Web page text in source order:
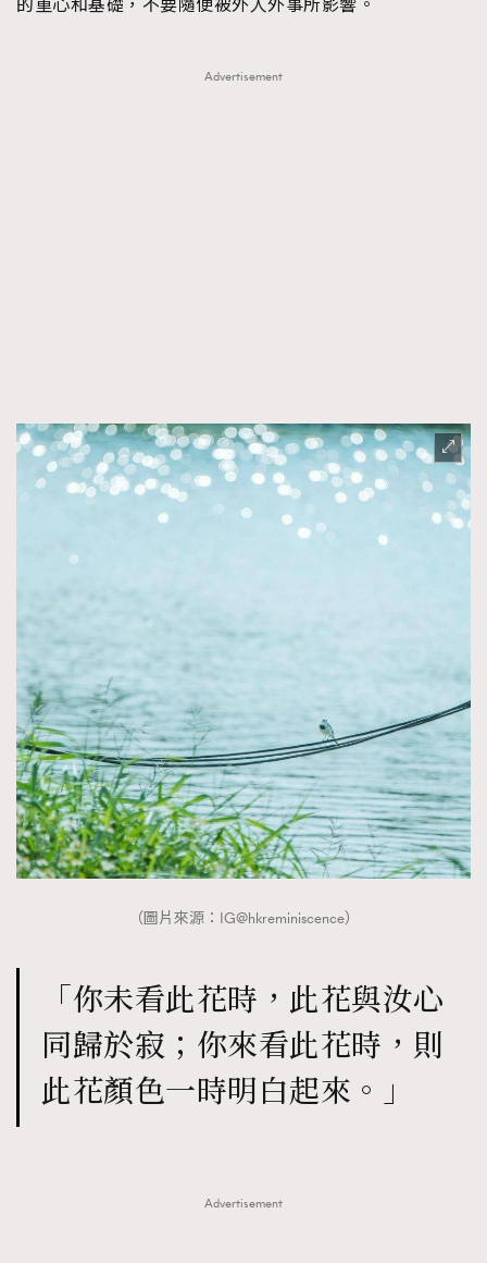
FashionWeek
的重心和基礎，不要隨便被外人外事所影響。
Advertisement
（圖片來源：IG@hkreminiscence）
「你未看此花時，此花與汝心
同歸於寂；你來看此花時，則
此花顏色一時明白起來。」
Advertisement